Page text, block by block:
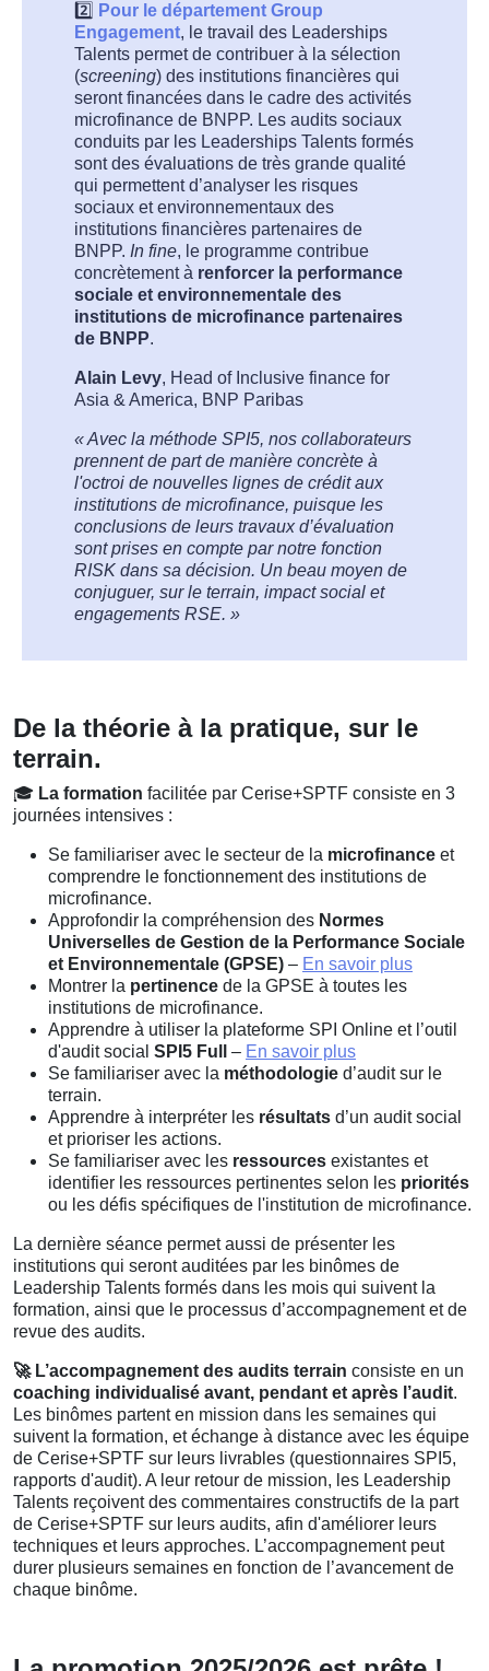
2️⃣ Pour le département Group
Engagement, le travail des Leaderships
Talents permet de contribuer à la sélection
(screening) des institutions financières qui
seront financées dans le cadre des activités
microfinance de BNPP. Les audits sociaux
conduits par les Leaderships Talents formés
sont des évaluations de très grande qualité
qui permettent d’analyser les risques
sociaux et environnementaux des
institutions financières partenaires de
BNPP. In fine, le programme contribue
concrètement à renforcer la performance
sociale et environnementale des
institutions de microfinance partenaires
de BNPP.
Alain Levy, Head of Inclusive finance for
Asia & America, BNP Paribas
« Avec la méthode SPI5, nos collaborateurs
prennent de part de manière concrète à
l'octroi de nouvelles lignes de crédit aux
institutions de microfinance, puisque les
conclusions de leurs travaux d’évaluation
sont prises en compte par notre fonction
RISK dans sa décision. Un beau moyen de
conjuguer, sur le terrain, impact social et
engagements RSE. »
De la théorie à la pratique, sur le
terrain.
🎓 La formation facilitée par Cerise+SPTF consiste en 3
journées intensives :
Se familiariser avec le secteur de la microfinance et
comprendre le fonctionnement des institutions de
microfinance.
Approfondir la compréhension des Normes
Universelles de Gestion de la Performance Sociale
et Environnementale (GPSE) – En savoir plus
Montrer la pertinence de la GPSE à toutes les
institutions de microfinance.
Apprendre à utiliser la plateforme SPI Online et l’outil
d'audit social SPI5 Full – En savoir plus
Se familiariser avec la méthodologie d’audit sur le
terrain.
Apprendre à interpréter les résultats d’un audit social
et prioriser les actions.
Se familiariser avec les ressources existantes et
identifier les ressources pertinentes selon les priorités
ou les défis spécifiques de l'institution de microfinance.
La dernière séance permet aussi de présenter les
institutions qui seront auditées par les binômes de
Leadership Talents formés dans les mois qui suivent la
formation, ainsi que le processus d’accompagnement et de
revue des audits.
🚀 L’accompagnement des audits terrain consiste en un
coaching individualisé avant, pendant et après l’audit.
Les binômes partent en mission dans les semaines qui
suivent la formation, et échange à distance avec les équipe
de Cerise+SPTF sur leurs livrables (questionnaires SPI5,
rapports d'audit). A leur retour de mission, les Leadership
Talents reçoivent des commentaires constructifs de la part
de Cerise+SPTF sur leurs audits, afin d'améliorer leurs
techniques et leurs approches. L’accompagnement peut
durer plusieurs semaines en fonction de l’avancement de
chaque binôme.